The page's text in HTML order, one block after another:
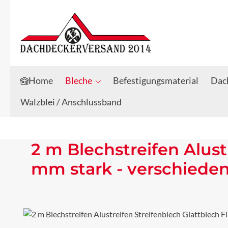
Zum Hauptinhalt springen
Zur Suche springen
Home Bleche Befestigungsmaterial
Walzblei / Anschlussband
2 m Blechstreifen
mm stark -
Bildergalerie überspringen